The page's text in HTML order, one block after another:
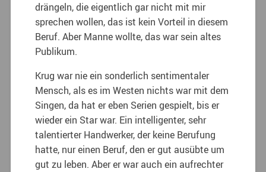
drängeln, die eigentlich gar nicht mit mir
sprechen wollen, das ist kein Vorteil in diesem
Beruf. Aber Manne wollte, das war sein altes
Publikum.
Krug war nie ein sonderlich sentimentaler
Mensch, als es im Westen nichts war mit dem
Singen, da hat er eben Serien gespielt, bis er
wieder ein Star war. Ein intelligenter, sehr
talentierter Handwerker, der keine Berufung
hatte, nur einen Beruf, den er gut ausübte um
gut zu leben. Aber er war auch ein aufrechter